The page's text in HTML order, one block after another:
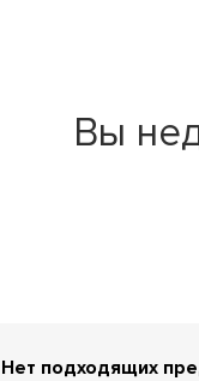
Вы
Нет подходящих